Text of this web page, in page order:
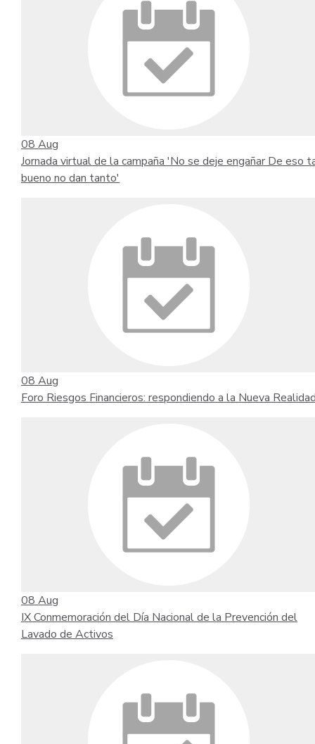
08 Aug
Jornada virtual de la campaña 'No se deje engañar De eso
bueno no dan tanto'
08 Aug
Foro Riesgos Financieros: respondiendo a la Nueva
08 Aug
IX Conmemoración del Día Nacional de la Prevención del
Lavado de Activos